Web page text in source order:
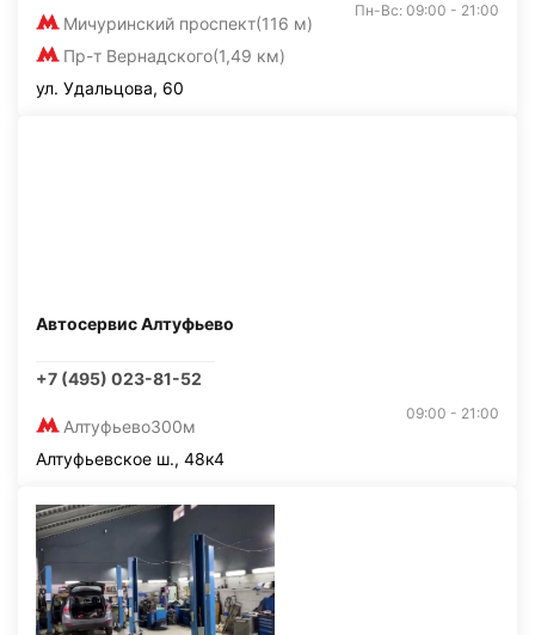
Мичуринский проспект(116 м)
Пр-т Вернадского(1,49 км)
Пн-Вс: 09:00 - 21:00
ул. Удальцова, 60
Автосервис Алтуфьево
+7 (495) 023-81-52
Алтуфьево300м
09:00 - 21:00
Алтуфьевское ш., 48к4